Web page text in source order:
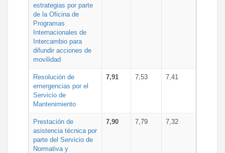
estrategias por parte
de la Oficina de
Programas
Internacionales de
Intercambio para
difundir acciones de
movilidad
Resolución de
emergencias por el
Servicio de
Mantenimiento
7,91 7,53 7,41
Prestación de
asistencia técnica por
parte del Servicio de
Normativa y
7,90 7,79 7,32